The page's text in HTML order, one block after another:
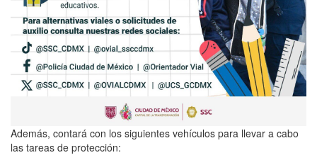
Además, contará con los siguientes vehículos para llevar a cabo
las tareas de protección: